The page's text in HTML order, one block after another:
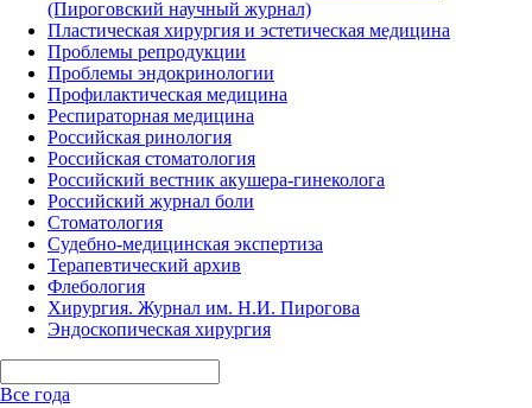
(Пироговский научный журнал)
Пластическая хирургия и эстетическая медицина
Проблемы репродукции
Проблемы эндокринологии
Профилактическая медицина
Респираторная медицина
Российская ринология
Российская стоматология
Российский вестник акушера-гинеколога
Российский журнал боли
Стоматология
Судебно-медицинская экспертиза
Терапевтический архив
Флебология
Хирургия. Журнал им. Н.И. Пирогова
Эндоскопическая хирургия
Все года